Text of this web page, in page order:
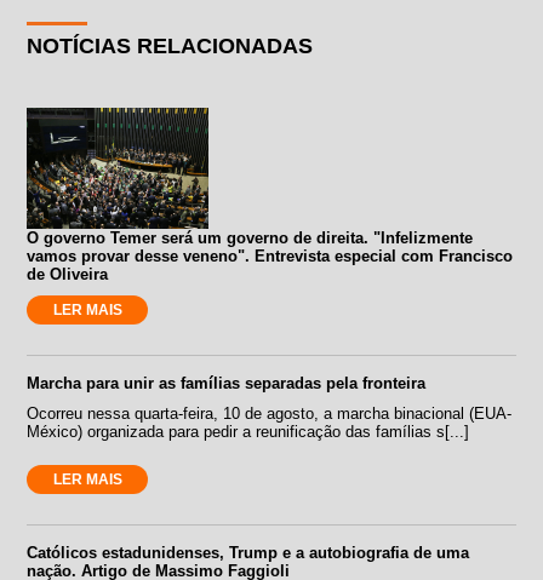
NOTÍCIAS RELACIONADAS
O governo Temer será um governo de direita. "Infelizmente
vamos provar desse veneno". Entrevista especial com Francisco
de Oliveira
LER MAIS
Marcha para unir as famílias separadas pela fronteira
Ocorreu nessa quarta-feira, 10 de agosto, a marcha binacional (EUA-
México) organizada para pedir a reunificação das famílias s[...]
LER MAIS
Católicos estadunidenses, Trump e a autobiografia de uma
nação. Artigo de Massimo Faggioli